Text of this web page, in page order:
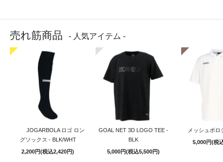
売れ筋商品 - 人気アイテム -
JOGARBOLA ロゴ ロン
グソックス - BLK/WHT
2,200円(税込2,420円)
GOAL NET 3D LOGO TEE -
BLK
5,000円(税込5,500円)
メッシュポロ
5,000円(税